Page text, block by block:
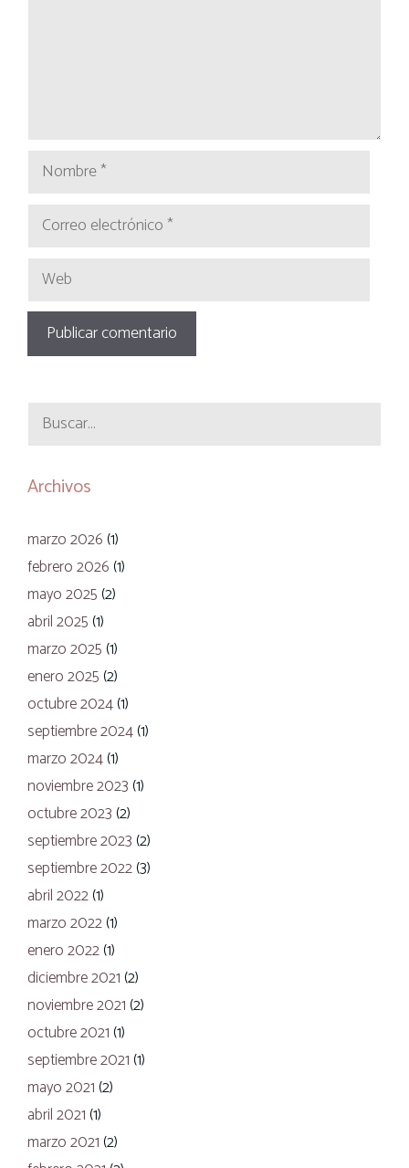
Nombre
Correo
electrónico
Web
Buscar:
Archivos
marzo 2026 (1)
febrero 2026 (1)
mayo 2025 (2)
abril 2025 (1)
marzo 2025 (1)
enero 2025 (2)
octubre 2024(1)
septiembre 2024(1)
marzo 2024(1)
noviembre 2023 (1)
octubre 2023 (2)
septiembre 2023 (2)
septiembre 2022(3)
abril 2022(1)
marzo 2022(1)
enero 2022(1)
diciembre 2021 (2)
noviembre 2021 (2)
octubre 2021 (1)
septiembre 2021 (1)
mayo 2021 (2)
abril 2021 (1)
marzo 2021 (2)